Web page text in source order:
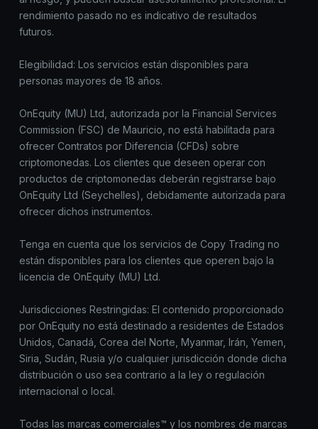
rendimiento pasado no es indicativo de resultados
futuros.
Elegibilidad: Los servicios están disponibles para
personas mayores de 18 años.
OnEquity (MU) Ltd, autorizada por la Financial Services
Commission (FSC) de Mauricio, no está habilitada para
ofrecer Contratos por Diferencia (CFDs) sobre
criptomonedas. Los clientes que deseen operar con
productos de criptomonedas deberán registrarse bajo
OnEquity Ltd (Seychelles), debidamente autorizada para
ofrecer dichos instrumentos.
Tenga en cuenta que los servicios de Copy Trading no
están disponibles para los clientes que operen bajo la
licencia de OnEquity (MU) Ltd.
Jurisdicciones Restringidas: El contenido proporcionado
por OnEquity no está destinado a residentes de Estados
Unidos, Canadá, Corea del Norte, Myanmar, Irán, Yemen,
Siria, Sudán, Rusia y/o cualquier jurisdicción donde dicha
distribución o uso sea contrario a la ley o regulación
internacional o local.
Todas las marcas comerciales™ y los nombres de marcas